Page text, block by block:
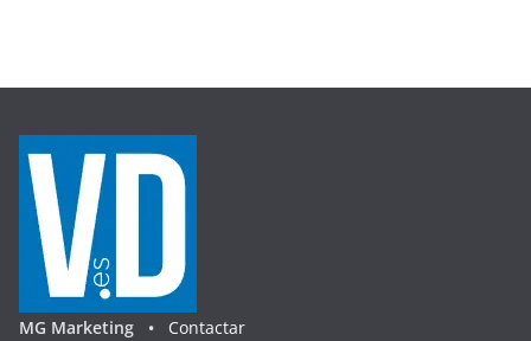
MG Marketing • Contactar